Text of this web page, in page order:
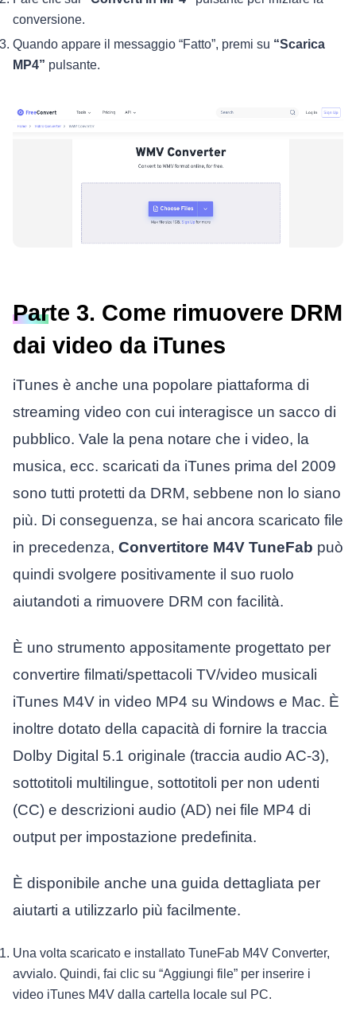
conversione.
Quando appare il messaggio “Fatto”, premi su “Scarica
MP4” pulsante.
Parte 3. Come rimuovere DRM
dai video da iTunes
iTunes è anche una popolare piattaforma di
streaming video con cui interagisce un sacco di
pubblico. Vale la pena notare che i video, la
musica, ecc. scaricati da iTunes prima del 2009
sono tutti protetti da DRM, sebbene non lo siano
più. Di conseguenza, se hai ancora scaricato file
in precedenza, Convertitore M4V TuneFab può
quindi svolgere positivamente il suo ruolo
aiutandoti a rimuovere DRM con facilità.
È uno strumento appositamente progettato per
convertire filmati/spettacoli TV/video musicali
iTunes M4V in video MP4 su Windows e Mac. È
inoltre dotato della capacità di fornire la traccia
Dolby Digital 5.1 originale (traccia audio AC-3),
sottotitoli multilingue, sottotitoli per non udenti
(CC) e descrizioni audio (AD) nei file MP4 di
output per impostazione predefinita.
È disponibile anche una guida dettagliata per
aiutarti a utilizzarlo più facilmente.
Una volta scaricato e installato TuneFab M4V Converter,
avvialo. Quindi, fai clic su “Aggiungi file” per inserire i
video iTunes M4V dalla cartella locale sul PC.